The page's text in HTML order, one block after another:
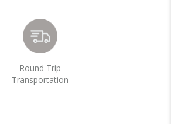
Round Trip
Transportation